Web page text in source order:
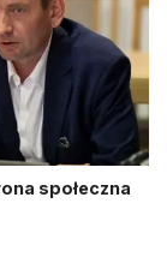
społeczna